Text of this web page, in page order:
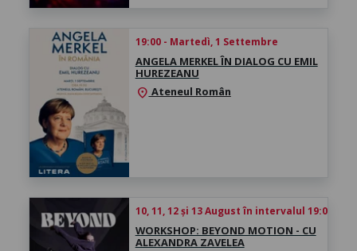
19:00 - Martedì, 1 Settembre
ANGELA MERKEL ÎN DIALOG CU EMIL
HUREZEANU
location_onAteneul Român
10, 11, 12 și 13 August în intervalul 19:00 -
WORKSHOP: BEYOND MOTION - CU
ALEXANDRA ZAVELEA